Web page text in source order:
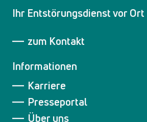
Ihr Entstörungsdienst vor Ort
zum Kontakt
Informationen
Karriere
Presseportal
Über uns